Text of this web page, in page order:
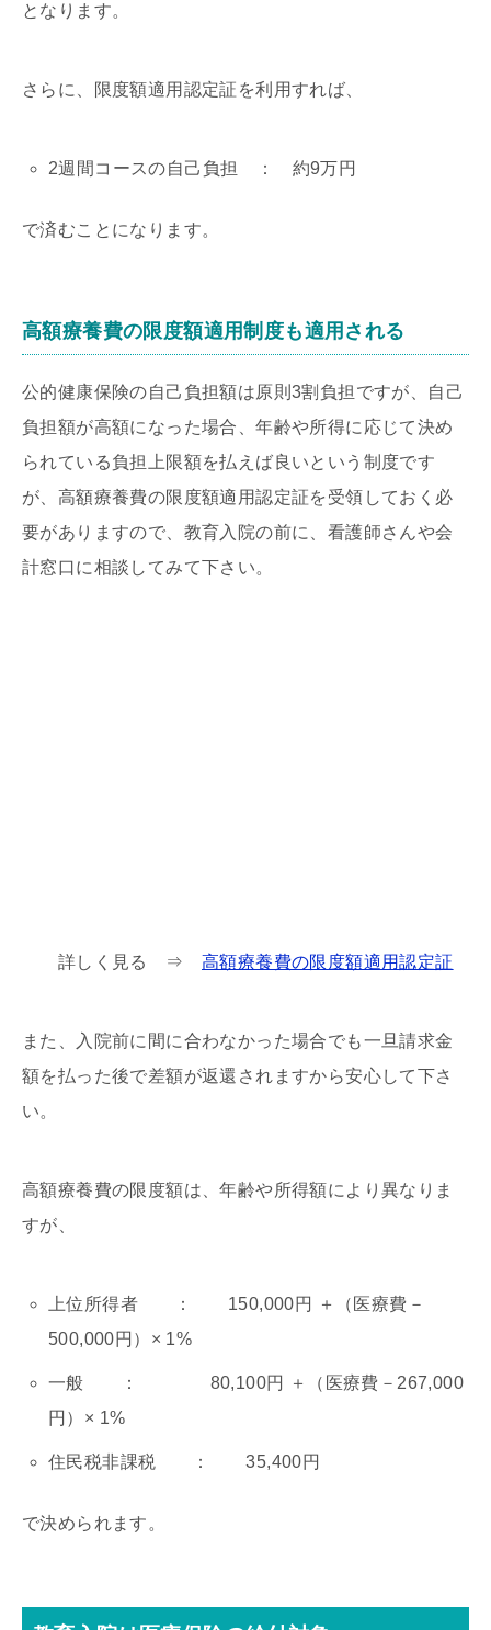
となります。
さらに、限度額適用認定証を利用すれば、
2週間コースの自己負担 ： 約9万円
で済むことになります。
高額療養費の限度額適用制度も適用される
公的健康保険の自己負担額は原則3割負担ですが、自己
負担額が高額になった場合、年齢や所得に応じて決め
られている負担上限額を払えば良いという制度です
が、高額療養費の限度額適用認定証を受領しておく必
要がありますので、教育入院の前に、看護師さんや会
計窓口に相談してみて下さい。
詳しく見る ⇒ 高額療養費の限度額適用認定証
また、入院前に間に合わなかった場合でも一旦請求金
額を払った後で差額が返還されますから安心して下さ
い。
高額療養費の限度額は、年齢や所得額により異なりま
すが、
上位所得者 ： 150,000円 ＋（医療費－
500,000円）× 1%
一般 ： 80,100円 ＋（医療費－267,000
円）× 1%
住民税非課税 ： 35,400円
で決められます。